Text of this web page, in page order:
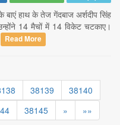
हाथ के तेज गेंदबाज अर्शदीप सिंह
14 मैचों में 14 विकेट चटकाए।
Read More
38139
38140
38145 » »»